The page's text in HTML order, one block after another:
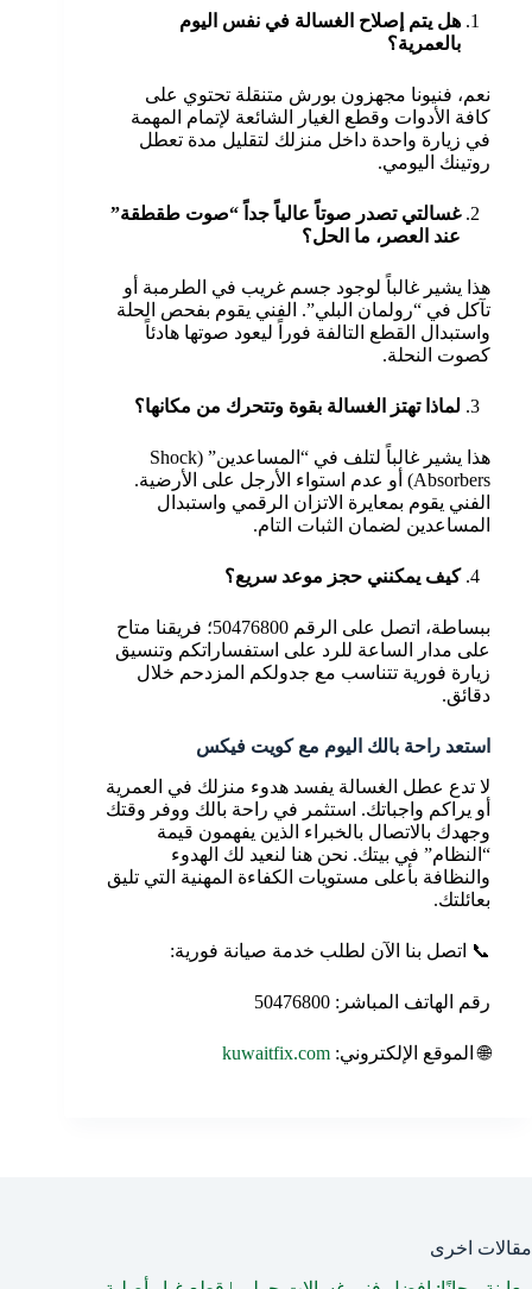
هل يتم إصلاح الغسالة في نفس اليوم
بالعمرية؟
نعم، فنيونا مجهزون بورش متنقلة تحتوي على
كافة الأدوات وقطع الغيار الشائعة لإتمام المهمة
في زيارة واحدة داخل منزلك لتقليل مدة تعطل
روتينك اليومي.
غسالتي تصدر صوتاً عالياً جداً “صوت طقطقة”
عند العصر، ما الحل؟
هذا يشير غالباً لوجود جسم غريب في الطرمبة أو
تآكل في “رولمان البلي”. الفني يقوم بفحص الحلة
واستبدال القطع التالفة فوراً ليعود صوتها هادئاً
كصوت النحلة.
لماذا تهتز الغسالة بقوة وتتحرك من مكانها؟
هذا يشير غالباً لتلف في “المساعدين” (Shock
Absorbers) أو عدم استواء الأرجل على الأرضية.
الفني يقوم بمعايرة الاتزان الرقمي واستبدال
المساعدين لضمان الثبات التام.
كيف يمكنني حجز موعد سريع؟
ببساطة، اتصل على الرقم 50476800؛ فريقنا متاح
على مدار الساعة للرد على استفساراتكم وتنسيق
زيارة فورية تتناسب مع جدولكم المزدحم خلال
دقائق.
استعد راحة بالك اليوم مع كويت فيكس
لا تدع عطل الغسالة يفسد هدوء منزلك في العمرية
أو يراكم واجباتك. استثمر في راحة بالك ووفر وقتك
وجهدك بالاتصال بالخبراء الذين يفهمون قيمة
“النظام” في بيتك. نحن هنا لنعيد لك الهدوء
والنظافة بأعلى مستويات الكفاءة المهنية التي تليق
بعائلتك.
📞 اتصل بنا الآن لطلب خدمة صيانة فورية:
رقم الهاتف المباشر: 50476800
🌐 الموقع الإلكتروني: kuwaitfix.com
مقالات اخرى